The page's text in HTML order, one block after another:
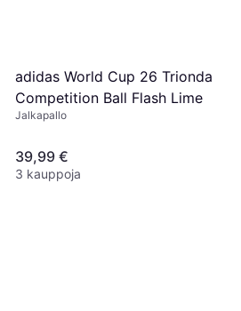
adidas World Cup 26 Trionda
Competition Ball Flash Lime
Jalkapallo
39,99 €
3 kauppoja